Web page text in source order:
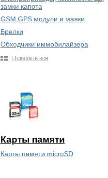
замки капота
GSM,GPS модули и маяки
Брелки
Обходчики иммобилайзера
Показать все
Карты памяти
Карты памяти microSD